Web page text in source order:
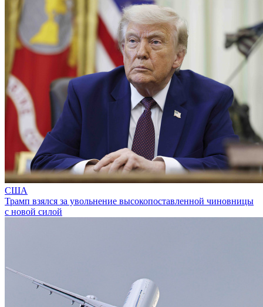
США
Трамп взялся за увольнение высокопоставленной чиновницы
с новой силой